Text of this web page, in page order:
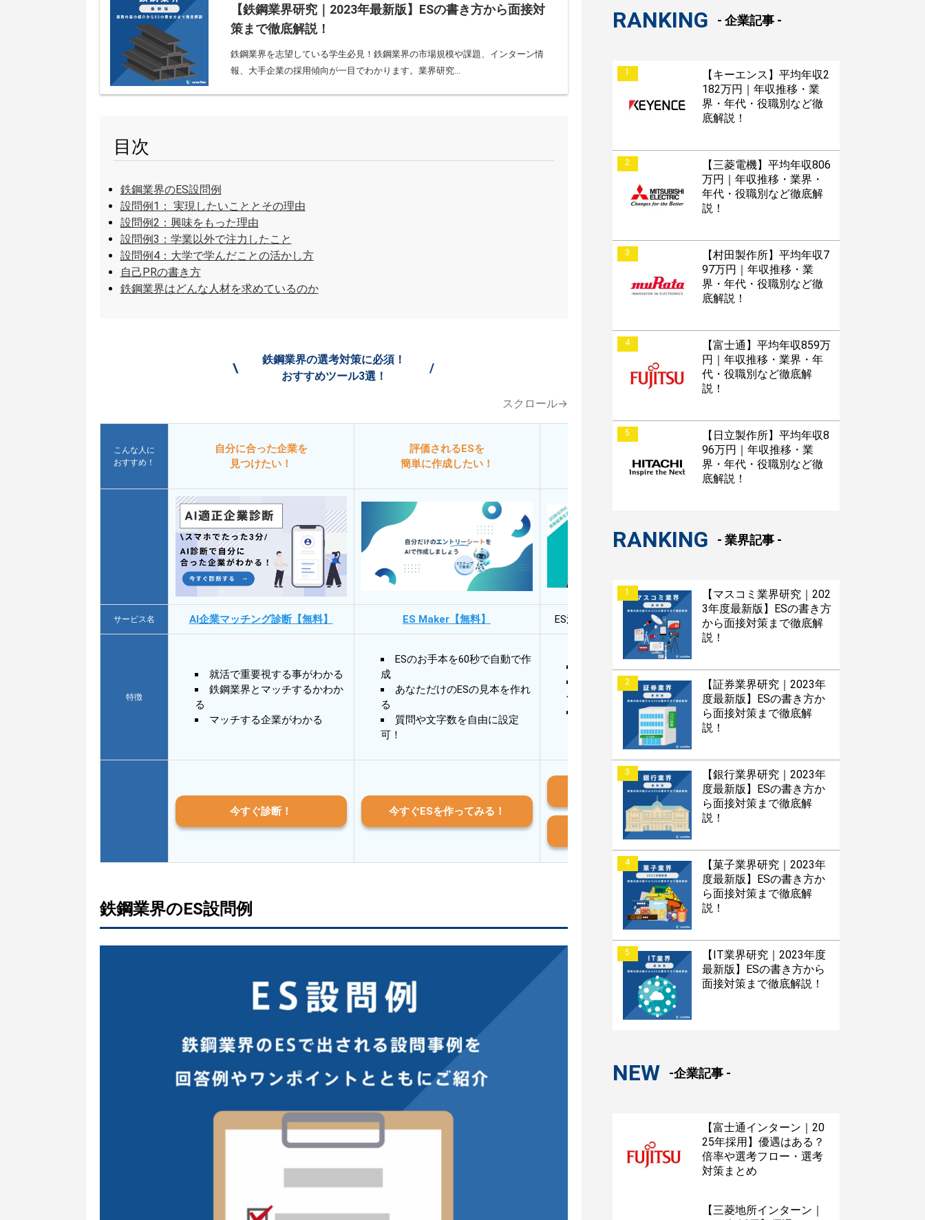
【鉄鋼業界研究｜2023年最新版】ESの書き方から面接対
策まで徹底解説！
鉄鋼業界を志望している学生必見！鉄鋼業界の市場規模や課題、インターン情
報、大手企業の採用傾向が一目でわかります。業界研究...
目次
鉄鋼業界のES設問例
設問例1： 実現したいこととその理由
設問例2：興味をもった理由
設問例3：学業以外で注力したこと
設問例4：大学で学んだことの活かし方
自己PRの書き方
鉄鋼業界はどんな人材を求めているのか
\
鉄鋼業界の選考対策に必須！
おすすめツール3選！
/
スクロール→
こんな人に
おすすめ！
自分に合った企業を
見つけたい！
評価されるESを
簡単に作成したい！
添削してほしい！
サービス名 AI企業マッチング診断【無料】 ES Maker【無料】 ES添削・面接対策アプリ【無料】
特徴
就活で重要視する事がわかる
鉄鋼業界とマッチするかわか
る
マッチする企業がわかる
ESのお手本を60秒で自動で作
成
あなただけのESの見本を作れ
る
質問や文字数を自由に設定
可！
30秒以内にあなただけのESを
作成
AIと対話して面接練習ができ
今すぐ診断！ 今すぐESを作ってみる！
iOS版はこちら
Android版はこちら
鉄鋼業界のES設問例
RANKING - 企業記事 -
1
【キーエンス】平均年収2
182万円｜年収推移・業
界・年代・役職別など徹
底解説！
2
【三菱電機】平均年収806
万円｜年収推移・業界・
年代・役職別など徹底解
説！
3
【村田製作所】平均年収7
97万円｜年収推移・業
界・年代・役職別など徹
底解説！
4
【富士通】平均年収859万
円｜年収推移・業界・年
代・役職別など徹底解
説！
5
【日立製作所】平均年収8
96万円｜年収推移・業
界・年代・役職別など徹
底解説！
RANKING - 業界記事 -
1
【マスコミ業界研究｜202
3年度最新版】ESの書き方
から面接対策まで徹底解
説！
2
【証券業界研究｜2023年
度最新版】ESの書き方か
ら面接対策まで徹底解
説！
3
【銀行業界研究｜2023年
度最新版】ESの書き方か
ら面接対策まで徹底解
説！
4
【菓子業界研究｜2023年
度最新版】ESの書き方か
ら面接対策まで徹底解
説！
5
【IT業界研究｜2023年度
最新版】ESの書き方から
面接対策まで徹底解説！
NEW -企業記事 -
【富士通インターン｜20
25年採用】優遇はある？
倍率や選考フロー・選考
対策まとめ
【三菱地所インターン｜